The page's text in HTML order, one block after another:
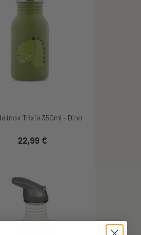
inox Trixie 350ml - Dino
22,99 €